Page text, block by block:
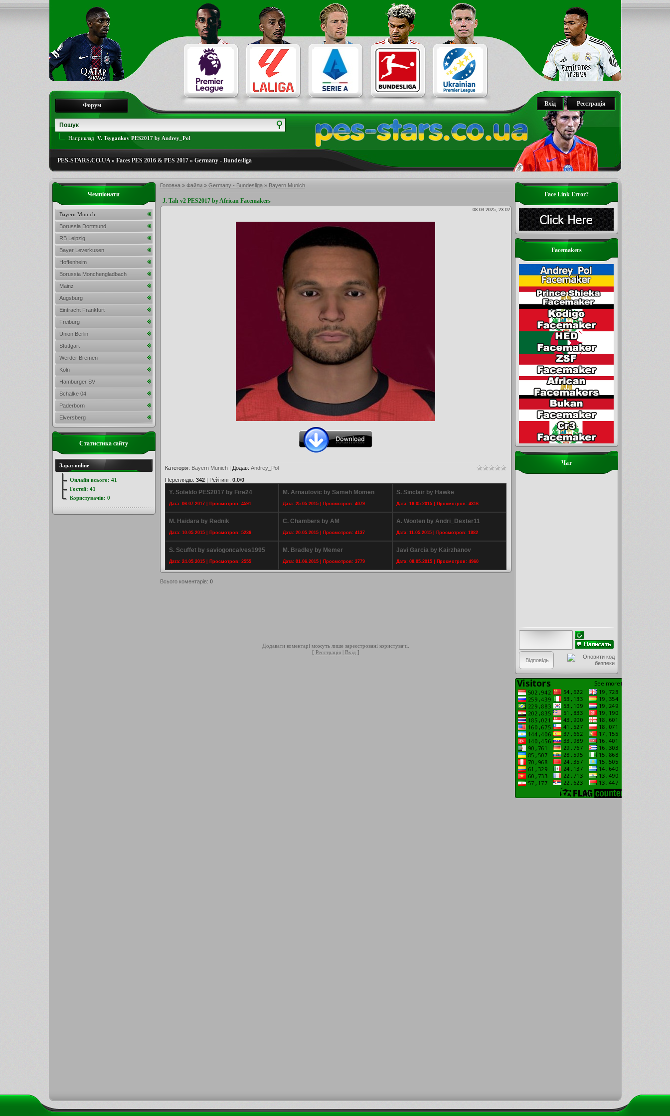
Реєстрація
Вхід
Форум
Наприклад: V. Tsygankov PES2017 by Andrey_Pol
PES-STARS.CO.UA» Faces PES 2016 & PES 2017» Germany - Bundesliga
Головна» Файли» Germany - Bundesliga» Bayern Munich
J. Tah v2 PES2017 by African Facemakers
08.03.2025, 23:02
Категорія: Bayern Munich| Додав: Andrey_Pol
Переглядів: 342| Рейтинг: 0.0/0
Y. Soteldo PES2017 by Fire24
Дата: 06.07.2017 | Просмотров: 4591
M. Arnautovic by Sameh Momen
Дата: 25.05.2015 | Просмотров: 4079
S. Sinclair by Hawke
Дата: 16.05.2015 | Просмотров: 4316
M. Haidara by Rednik
Дата: 10.05.2015 | Просмотров: 5236
C. Chambers by AM
Дата: 20.05.2015 | Просмотров: 4137
A. Wooten by Andri_Dexter11
Дата: 11.05.2015 | Просмотров: 1982
S. Scuffet by saviogoncalves1995
Дата: 24.05.2015 | Просмотров: 2555
M. Bradley by Memer
Дата: 01.06.2015 | Просмотров: 3779
Javi Garcia by Kairzhanov
Дата: 08.05.2015 | Просмотров: 4960
Всього коментарів: 0
Додавати коментарі можуть лише зареєстровані користувачі.
[ Реєстрація| Вхід ]
Face Link Error?
Facemakers
Чат
Чемпіонати
Bayern Munich
Borussia Dortmund
RB Leipzig
Bayer Leverkusen
Hoffenheim
Borussia Monchengladbach
Mainz
Augsburg
Eintracht Frankfurt
Freiburg
Union Berlin
Stuttgart
Werder Bremen
Köln
Hamburger SV
Schalke 04
Paderborn
Elversberg
Статистика сайту
Зараз online
Онлайн всього: 41
Гостей: 41
Користувачів: 0